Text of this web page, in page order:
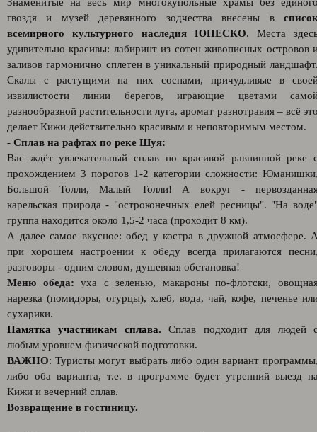
гвоздя и музей деревянного зодчества внесены в
всемирного культурного наследия ЮНЕСКО. Места
удивительно красивы: лабиринт из сотен живописных островов
заливов гармонично сплетен в уникальный природный
Скалы с растущими на них соснами, причудливые в
извилистости линии берегов, играющие цветами
разнообразной растительности луга, аромат разнотравия – всё
делает Кижи действительно красивым и неповторимым местом.
- Сплав на рафтах по реке Шуя:
Вас ждёт увлекательный сплав по красивой равнинной реке
прохождением 3 порогов 1-2 категории сложности:
Большой Толли, Малый Толли! А вокруг -
карельская природа - "остроконечных елей ресницы". "На
группа находится около 1,5-2 часа (проходит 8 км).
А далее самое вкусное: обед у костра в дружной атмосфере.
при хорошем настроении к обеду всегда прилагаются
разговоры - одним словом, душевная обстановка!
Меню обеда: уха с зеленью, макароны по-флотски,
нарезка (помидоры, огурцы), хлеб, вода, чай, кофе, печенье
сухарики.
Памятка участникам сплава. Сплав подходит для людей
любым уровнем физической подготовки.
ВАЖНО: Туристы могут выбрать либо один вариант
либо оба варианта, т.е. в программе будет утренний выезд
Кижи и вечерний сплав.
Возвращение в гостиницу.